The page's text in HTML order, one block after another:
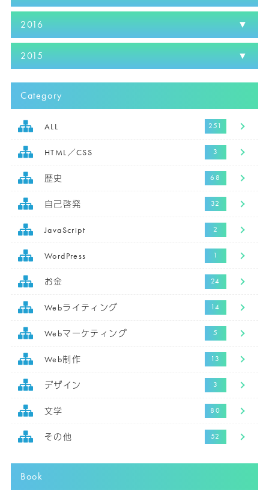
2016
2015
Category
ALL
HTML／CSS
歴史
自己啓発
JavaScript
WordPress
お金
Webライティング
Webマーケティング
Web制作
デザイン
文学
その他
Book